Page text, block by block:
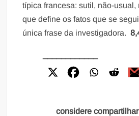
típica francesa: sutil, não-usual,
que define os fatos que se
única frase da investigadora.
considere